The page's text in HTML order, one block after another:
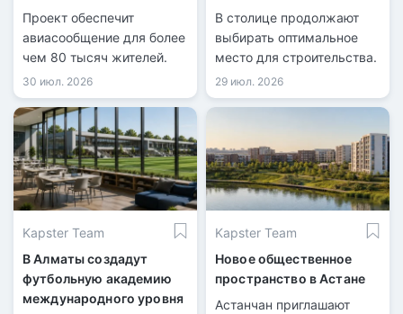
рейсам
Проект обеспечит
авиасообщение для более
чем 80 тысяч жителей.
30 июл. 2026
В столице продолжают
выбирать оптимальное
место для строительства.
29 июл. 2026
Kapster Team
В Алматы создадут
футбольную академию
международного уровня
Kapster Team
Новое общественное
пространство в Астане
Астанчан приглашают